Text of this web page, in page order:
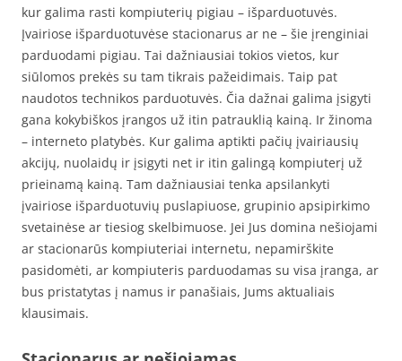
kur galima rasti kompiuterių pigiau – išparduotuvės.
Įvairiose išparduotuvėse stacionarus ar ne – šie įrenginiai
parduodami pigiau. Tai dažniausiai tokios vietos, kur
siūlomos prekės su tam tikrais pažeidimais. Taip pat
naudotos technikos parduotuvės. Čia dažnai galima įsigyti
gana kokybiškos įrangos už itin patrauklią kainą. Ir žinoma
– interneto platybės. Kur galima aptikti pačių įvairiausių
akcijų, nuolaidų ir įsigyti net ir itin galingą kompiuterį už
prieinamą kainą. Tam dažniausiai tenka apsilankyti
įvairiose išparduotuvių puslapiuose, grupinio apsipirkimo
svetainėse ar tiesiog skelbimuose. Jei Jus domina nešiojami
ar stacionarūs kompiuteriai internetu, nepamirškite
pasidomėti, ar kompiuteris parduodamas su visa įranga, ar
bus pristatytas į namus ir panašiais, Jums aktualiais
klausimais.